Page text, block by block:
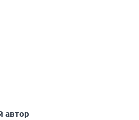
автор